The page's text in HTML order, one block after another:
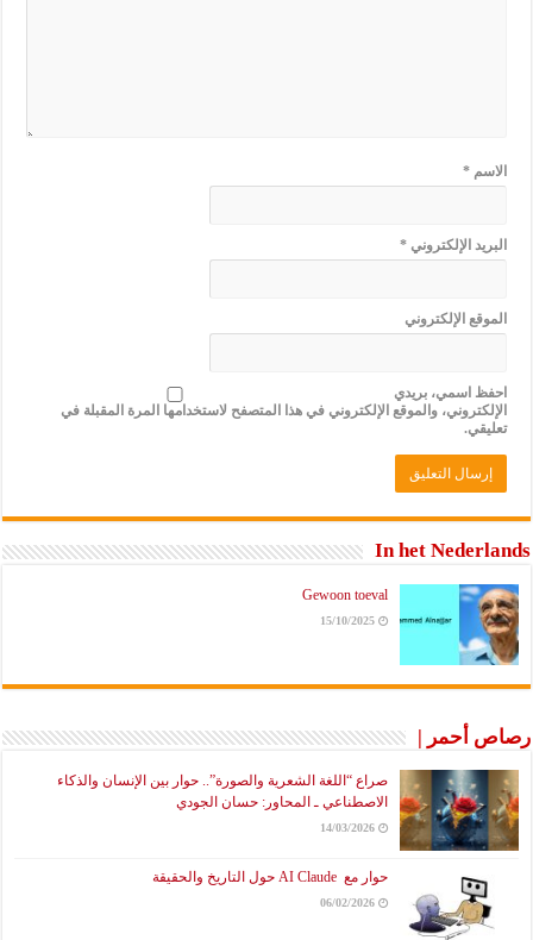
الاسم*
البريد الإلكتروني*
الموقع الإلكتروني
احفظ اسمي، بريدي
الإلكتروني، والموقع الإلكتروني في هذا المتصفح لاستخدامها المرة المقبلة في
تعليقي.
In het Nederlands
Gewoon toeval
15/10/2025
رصاص أحمر |
صراع “اللغة الشعرية والصورة”.. حوار بين الإنسان والذكاء
الاصطناعي ـ المحاور: حسان الجودي
14/03/2026
حوار مع AI Claude حول التاريخ والحقيقة
06/02/2026